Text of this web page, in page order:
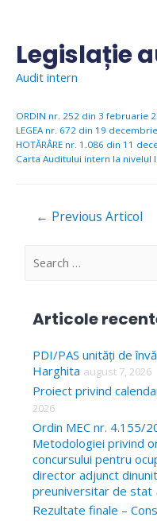
contentLegislație
Audit intern
ORDIN nr. 252 din 3 februarie
LEGEA nr. 672 din 19
HOTĂRÂRE nr. 1.086 din 11
Carta Auditului intern la nivelul
Navigare
← Previous Articol
S
c
h
f
o
r
Articole
PDI/PAS unități de
Harghita august 7, 2026
Proiect privind
2026
Ordin MEC nr. 4.155/
Metodologiei privind
concursului pentru
director adjunct
preuniversitar de stat
Rezultate finale –